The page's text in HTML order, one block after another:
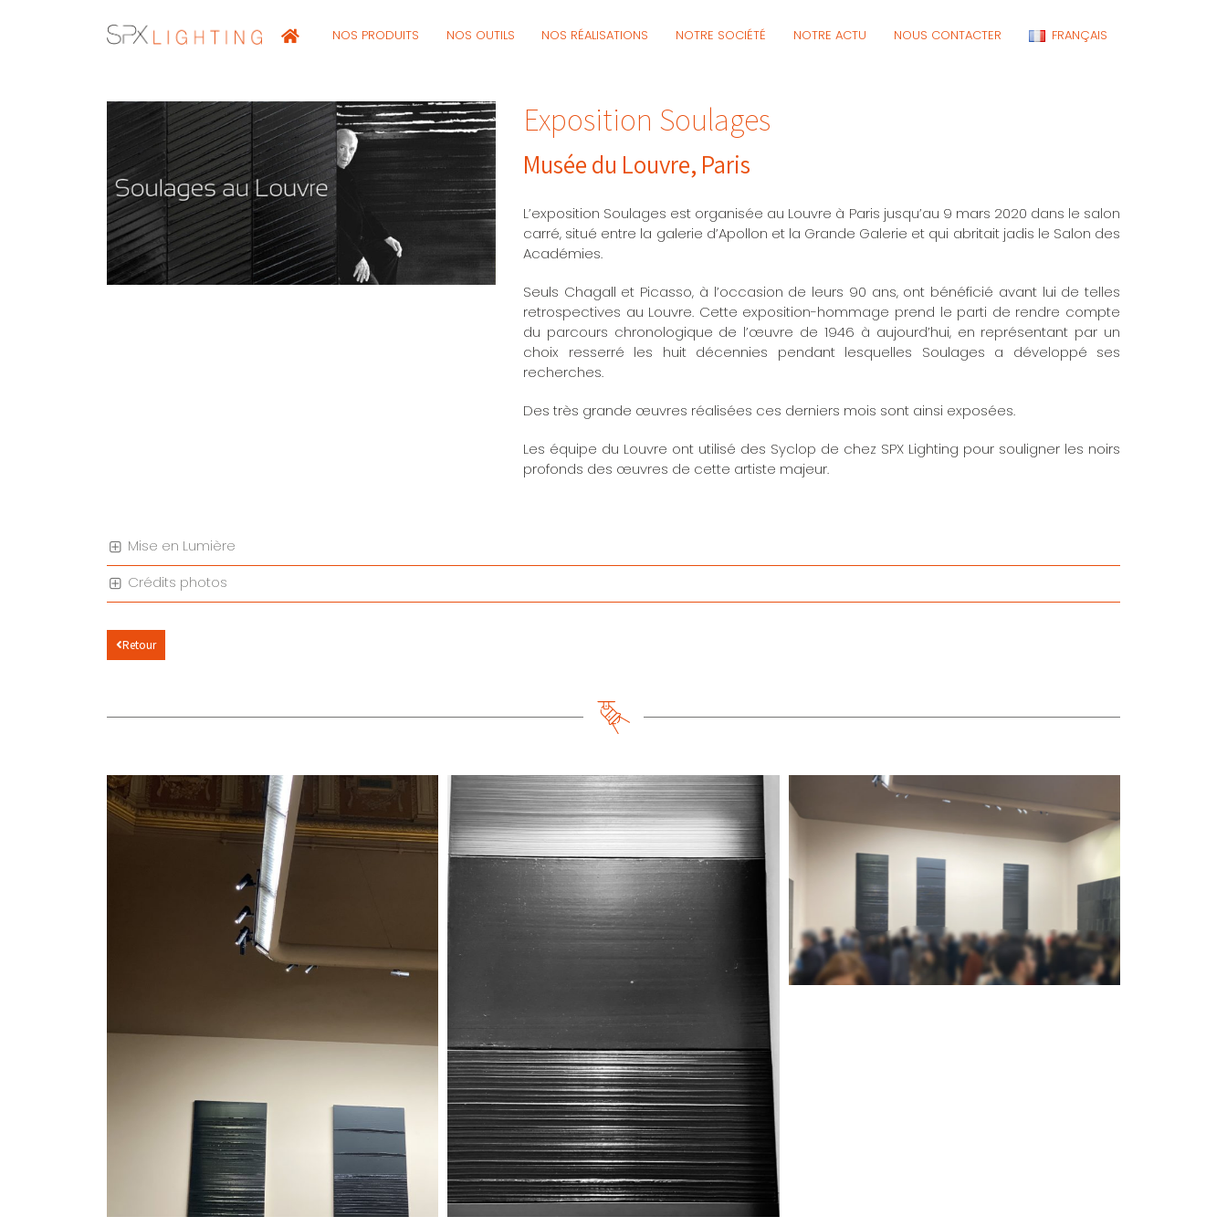
NOS PRODUITS NOS OUTILS NOS RÉALISATIONS NOTRE SOCIÉTÉ NOTRE ACTU NOUS CONTACTER FRANÇAIS
Exposition Soulages
Musée du Louvre, Paris​
L’exposition Soulages est organisée au Louvre à Paris jusqu’au 9 mars 2020 dans le salon
carré, situé entre la galerie d’Apollon et la Grande Galerie et qui abritait jadis le Salon des
Académies.
Seuls Chagall et Picasso, à l’occasion de leurs 90 ans, ont bénéficié avant lui de telles
retrospectives au Louvre. Cette exposition-hommage prend le parti de rendre compte
du parcours chronologique de l’œuvre de 1946 à aujourd’hui, en représentant par un
choix resserré les huit décennies pendant lesquelles Soulages a développé ses
recherches.
Des très grande œuvres réalisées ces derniers mois sont ainsi exposées.
Les équipe du Louvre ont utilisé des Syclop de chez SPX Lighting pour souligner les noirs
profonds des œuvres de cette artiste majeur.
Mise en Lumière
Crédits photos
Retour